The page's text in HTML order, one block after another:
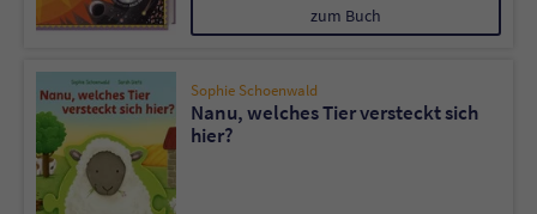
zum Buch
Sophie Schoenwald
Nanu, welches Tier versteckt sich
hier?